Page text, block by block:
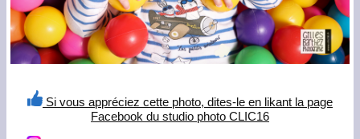
Si vous appréciez cette photo, dites-le en likant la page
Facebook du studio photo CLIC16